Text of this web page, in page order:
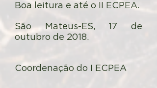
Boa leitura e até o II ECPEA.
São Mateus-ES, 17 de
outubro de 2018.
Coordenação do I ECPEA